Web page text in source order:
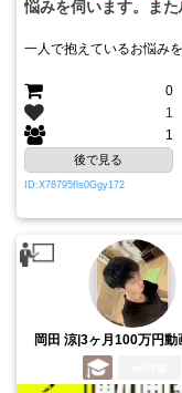
悩みを伺います。ま
一人で抱えているお悩み
0
1
1
後で見る
ID:X78795fls0Ggy172
岡田 涼|3ヶ月100万円動